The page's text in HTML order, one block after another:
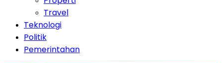
Travel
Teknologi
Politik
Pemerintahan